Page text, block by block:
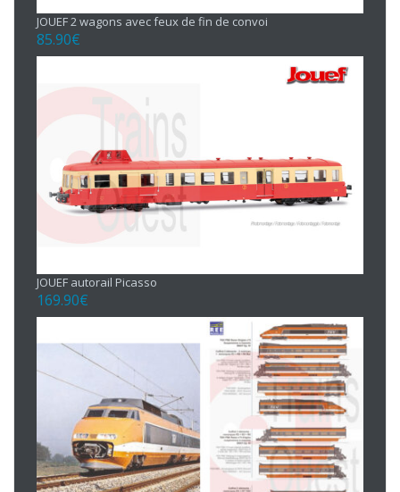
JOUEF 2 wagons avec feux de fin de convoi
85.90€
JOUEF autorail Picasso
169.90€